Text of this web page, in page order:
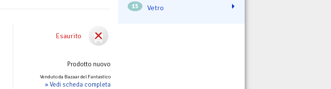
Esaurito
Prodotto nuovo
Venduto da Bazaar del Fantastico
» Vedi scheda completa
15 Vetro